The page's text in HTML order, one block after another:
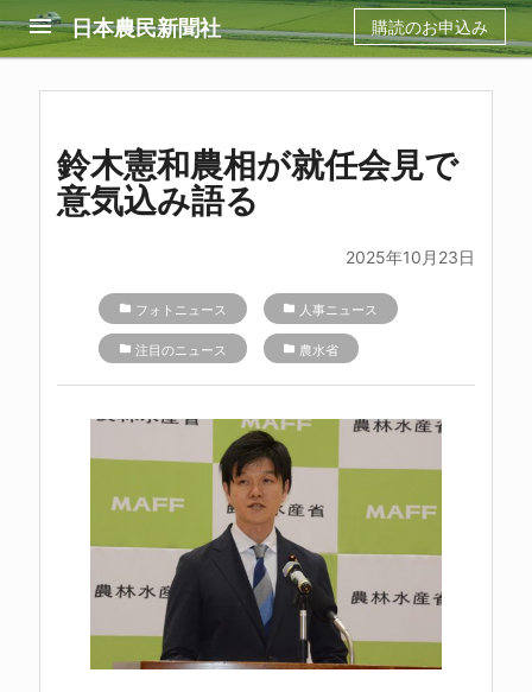
menu 日本農民新聞社 購読のお申込み
鈴木憲和農相が就任会見で
意気込み語る
2025年10月23日
folder フォトニュース folder 人事ニュース
folder 注目のニュース folder 農水省